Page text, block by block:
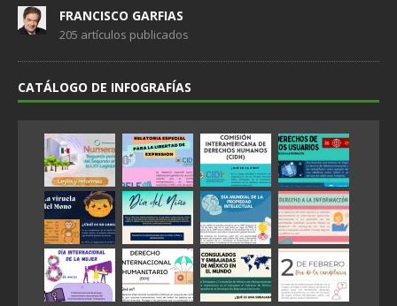
FRANCISCO GARFIAS
205 artículos publicados
CATÁLOGO DE INFOGRAFÍAS